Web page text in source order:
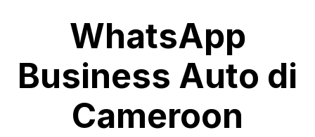
WhatsApp
Business Auto di
Cameroon